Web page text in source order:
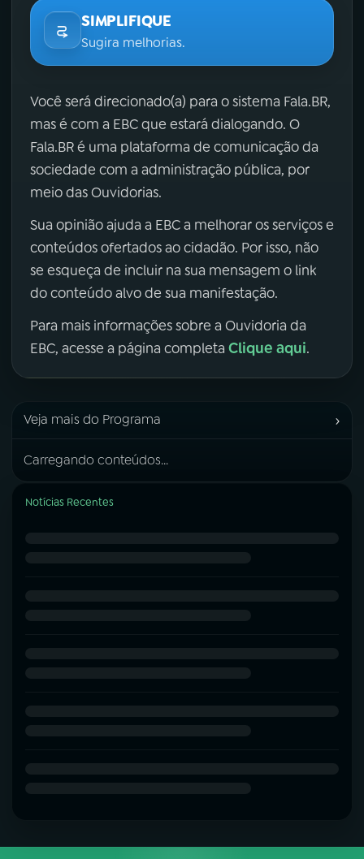
SIMPLIFIQUE
Sugira melhorias.
Você será direcionado(a) para o sistema Fala.BR,
mas é com a EBC que estará dialogando. O
Fala.BR é uma plataforma de comunicação da
sociedade com a administração pública, por
meio das Ouvidorias.
Sua opinião ajuda a EBC a melhorar os serviços e
conteúdos ofertados ao cidadão. Por isso, não
se esqueça de incluir na sua mensagem o link
do conteúdo alvo de sua manifestação.
Para mais informações sobre a Ouvidoria da
EBC, acesse a página completa Clique aqui.
Veja mais do Programa ›
Carregando conteúdos...
Notícias Recentes